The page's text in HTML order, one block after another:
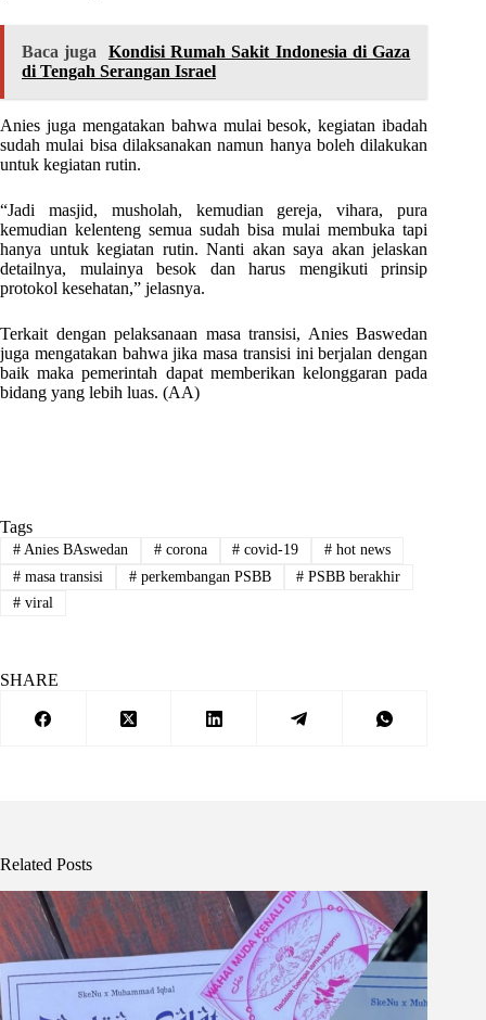
Baca juga
Kondisi Rumah Sakit Indonesia di Gaza
di Tengah Serangan Israel
Anies juga mengatakan bahwa mulai besok, kegiatan ibadah
sudah mulai bisa dilaksanakan namun hanya boleh dilakukan
untuk kegiatan rutin.
“Jadi masjid, musholah, kemudian gereja, vihara, pura
kemudian kelenteng semua sudah bisa mulai membuka tapi
hanya untuk kegiatan rutin. Nanti akan saya akan jelaskan
detailnya, mulainya besok dan harus mengikuti prinsip
protokol kesehatan,” jelasnya.
Terkait dengan pelaksanaan masa transisi, Anies Baswedan
juga mengatakan bahwa jika masa transisi ini berjalan dengan
baik maka pemerintah dapat memberikan kelonggaran pada
bidang yang lebih luas. (AA)
Tags
#Anies BAswedan #corona # covid-19 # hot news
#masa transisi #perkembangan PSBB # PSBB berakhir
#viral
SHARE
Related Posts